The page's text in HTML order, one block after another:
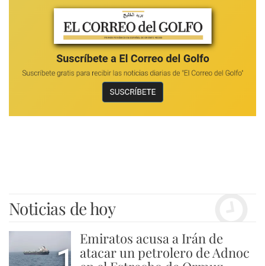
Noticias de hoy
Emiratos acusa a Irán de
atacar un petrolero de Adnoc